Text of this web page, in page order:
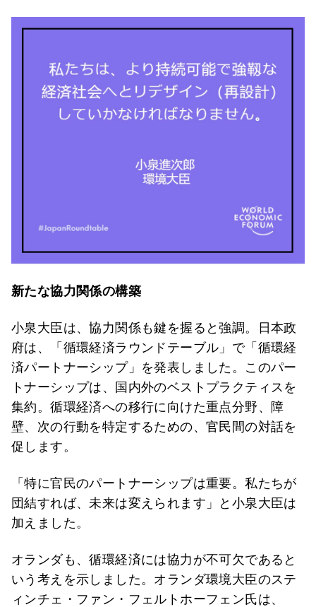
新たな協力関係の構築
小泉大臣は、協力関係も鍵を握ると強調。日本政
府は、「循環経済ラウンドテーブル」で「循環経
済パートナーシップ」を発表しました。このパー
トナーシップは、国内外のベストプラクティスを
集約。循環経済への移行に向けた重点分野、障
壁、次の行動を特定するための、官民間の対話を
促します。
「特に官民のパートナーシップは重要。私たちが
団結すれば、未来は変えられます」と小泉大臣は
加えました。
オランダも、循環経済には協力が不可欠であると
いう考えを示しました。オランダ環境大臣のステ
ィンチェ・ファン・フェルトホーフェン氏は、